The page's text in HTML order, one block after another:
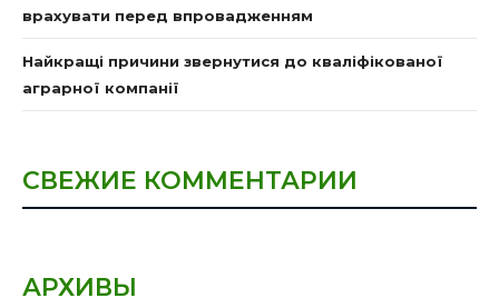
врахувати перед впровадженням
Найкращі причини звернутися до кваліфікованої
аграрної компанії
СВЕЖИЕ КОММЕНТАРИИ
АРХИВЫ